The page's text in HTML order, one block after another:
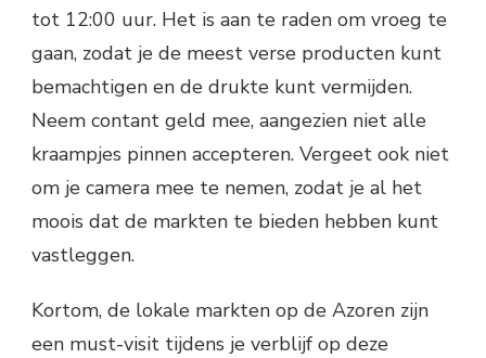
tot 12:00 uur. Het is aan te raden om vroeg te
gaan, zodat je de meest verse producten kunt
bemachtigen en de drukte kunt vermijden.
Neem contant geld mee, aangezien niet alle
kraampjes pinnen accepteren. Vergeet ook niet
om je camera mee te nemen, zodat je al het
moois dat de markten te bieden hebben kunt
vastleggen.
Kortom, de lokale markten op de Azoren zijn
een must-visit tijdens je verblijf op deze